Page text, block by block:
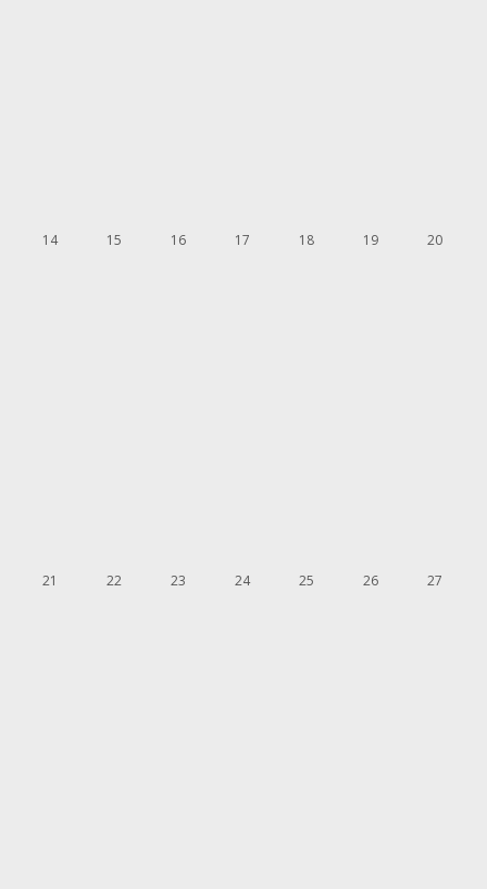
14 15 16 17 18 19 20
21 22 23 24 25 26 27